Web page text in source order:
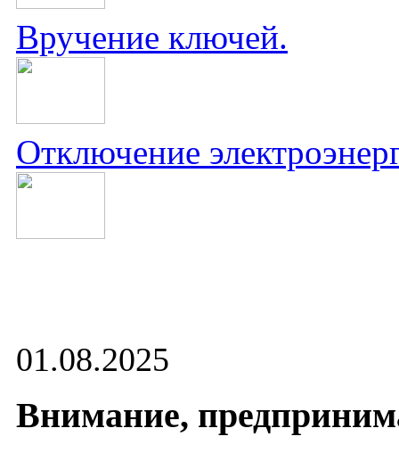
Вручение ключей.
Отключение
01.08.2025
Внимание,